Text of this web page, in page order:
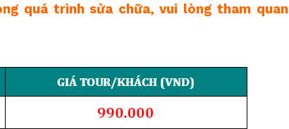
quá trình sửa chữa, vui lòng tham quan